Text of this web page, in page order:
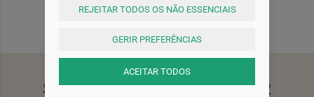
SUBSCREVA A NEWSLETTER
REJEITAR TODOS OS NÃO ESSENCIAIS
GERIR PREFERÊNCIAS
ACEITAR TODOS